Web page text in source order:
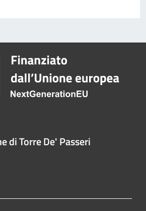
di Torre De' Passeri